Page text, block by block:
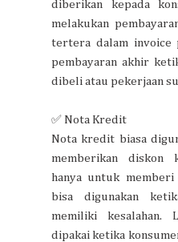
diberikan kepada
melakukan
tertera dalam invoice
pembayaran akhir
dibeli atau pekerjaan
✅ Nota Kredit
Nota kredit biasa
memberikan diskon
hanya untuk
bisa digunakan
memiliki
dipakai ketika